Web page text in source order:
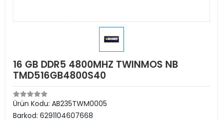
16 GB DDR5 4800MHZ TWINMOS NB
TMD516GB4800S40
Ürün Kodu: AB235TWM0005
Barkod: 6291104607668